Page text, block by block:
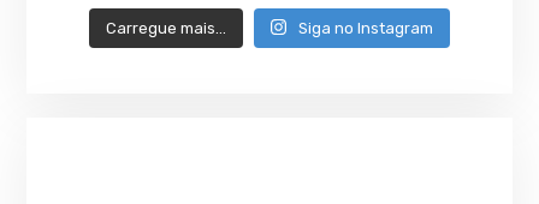
Carregue mais… Siga no Instagram